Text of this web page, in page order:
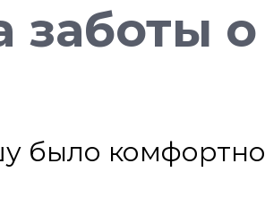
заботы о
было комфортно